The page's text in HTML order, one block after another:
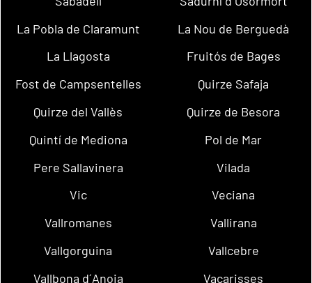
La Pobla de Claramunt
La Nou de Berguedà
La Llagosta
Fruitós de Bages
Fost de Campsentelles
Quirze Safaja
Quirze del Vallès
Quirze de Besora
Quintí de Mediona
Pol de Mar
Pere Sallavinera
Vilada
Vic
Veciana
Vallromanes
Vallirana
Vallgorguina
Vallcebre
Vallbona d´Anoia
Vacarisses